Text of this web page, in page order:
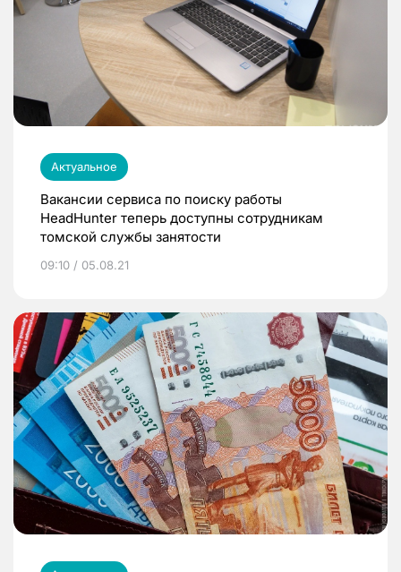
Актуальное
Вакансии сервиса по поиску работы
HeadHunter теперь доступны сотрудникам
томской службы занятости
09:10 / 05.08.21